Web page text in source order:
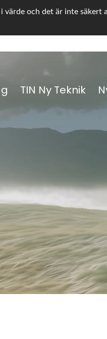
värde och det är inte
TIN Ny Teknik